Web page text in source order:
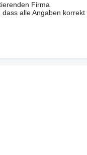
Firma
alle Angaben